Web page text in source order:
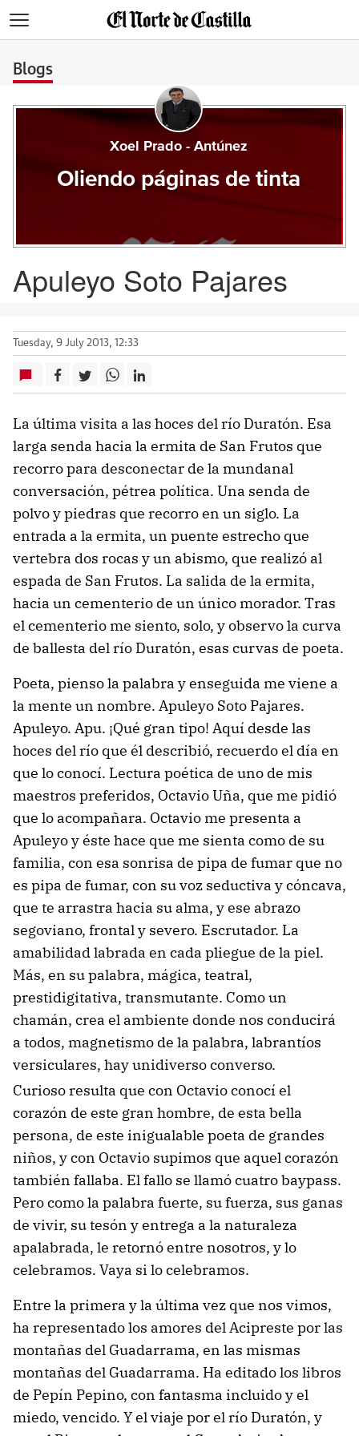
Blogs
Xoel Prado - Antúnez
Oliendo páginas de tinta
Apuleyo Soto Pajares
Tuesday, 9 July 2013, 12:33
La última visita a las hoces del río Duratón. Esa
larga senda hacia la ermita de San Frutos que
recorro para desconectar de la mundanal
conversación, pétrea política. Una senda de
polvo y piedras que recorro en un siglo. La
entrada a la ermita, un puente estrecho que
vertebra dos rocas y un abismo, que realizó al
espada de San Frutos. La salida de la ermita,
hacia un cementerio de un único morador. Tras
el cementerio me siento, solo, y observo la curva
de ballesta del río Duratón, esas curvas de poeta.
Poeta, pienso la palabra y enseguida me viene a
la mente un nombre. Apuleyo Soto Pajares.
Apuleyo. Apu. ¡Qué gran tipo! Aquí desde las
hoces del río que él describió, recuerdo el día en
que lo conocí. Lectura poética de uno de mis
maestros preferidos, Octavio Uña, que me pidió
que lo acompañara. Octavio me presenta a
Apuleyo y éste hace que me sienta como de su
familia, con esa sonrisa de pipa de fumar que no
es pipa de fumar, con su voz seductiva y cóncava,
que te arrastra hacia su alma, y ese abrazo
segoviano, frontal y severo. Escrutador. La
amabilidad labrada en cada pliegue de la piel.
Más, en su palabra, mágica, teatral,
prestidigitativa, transmutante. Como un
chamán, crea el ambiente donde nos conducirá
a todos, magnetismo de la palabra, labrantíos
versiculares, hay unidiverso converso.
Curioso resulta que con Octavio conocí el
corazón de este gran hombre, de esta bella
persona, de este inigualable poeta de grandes
niños, y con Octavio supimos que aquel corazón
también fallaba. El fallo se llamó cuatro baypass.
Pero como la palabra fuerte, su fuerza, sus ganas
de vivir, su tesón y entrega a la naturaleza
apalabrada, le retornó entre nosotros, y lo
celebramos. Vaya si lo celebramos.
Entre la primera y la última vez que nos vimos,
ha representado los amores del Acipreste por las
montañas del Guadarrama, en las mismas
montañas del Guadarrama. Ha editado los libros
de Pepín Pepino, con fantasma incluido y el
miedo, vencido. Y el viaje por el río Duratón, y